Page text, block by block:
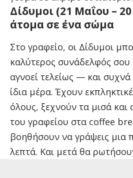
Δίδυμοι (21 Μαΐου –
άτομα σε ένα σώμα
Στο γραφείο, οι Δίδυμοι
καλύτερος συνάδελφός
αγνοεί τελείως — και
ίδια μέρα. Έχουν
όλους, ξεχνούν τα μισά
του γραφείου στα coffee
βοηθήσουν να γράψεις μια
λεπτά. Και μετά θα